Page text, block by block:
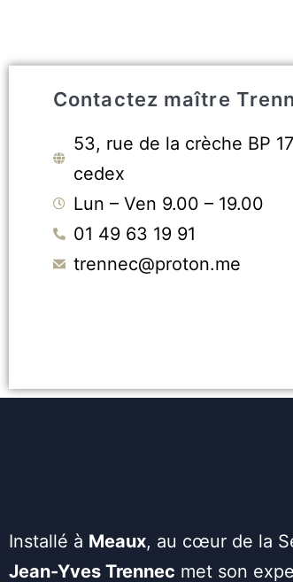
Contactez maître
53, rue de la crèche BP
cedex
Lun – Ven 9.00 – 19.00
01 49 63 19 91
trennec@proton.me
Installé à Meaux, au cœur de la
Jean-Yves Trennec met son